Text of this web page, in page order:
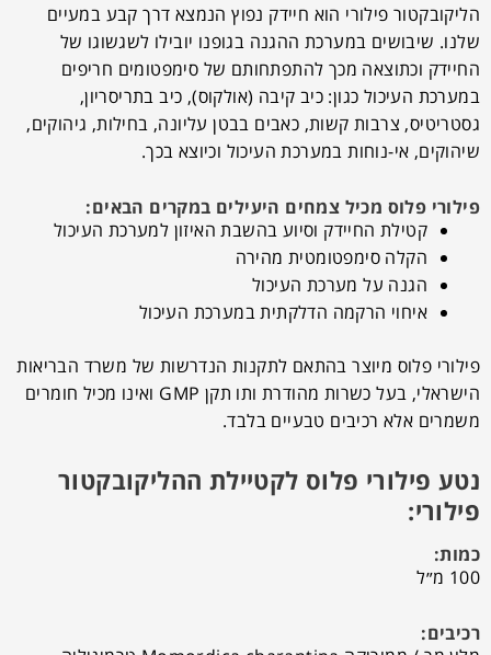
הליקובקטור פילורי הוא חיידק נפוץ הנמצא דרך קבע במעיים
שלנו. שיבושים במערכת ההגנה בגופנו יובילו לשגשוגו של
החיידק וכתוצאה מכך להתפתחותם של סימפטומים חריפים
במערכת העיכול כגון: כיב קיבה (אולקוס), כיב בתריסריון,
גסטריטיס, צרבות קשות, כאבים בבטן עליונה, בחילות, גיהוקים,
שיהוקים, אי-נוחות במערכת העיכול וכיוצא בכך.
פילורי פלוס מכיל צמחים היעילים במקרים הבאים:
קטילת החיידק וסיוע בהשבת האיזון למערכת העיכול
הקלה סימפטומטית מהירה
הגנה על מערכת העיכול
איחוי הרקמה הדלקתית במערכת העיכול
פילורי פלוס מיוצר בהתאם לתקנות הנדרשות של משרד הבריאות
הישראלי, בעל כשרות מהודרת ותו תקן GMP ואינו מכיל חומרים
משמרים אלא רכיבים טבעיים בלבד.
נטע פילורי פלוס לקטיילת ההליקובקטור
פילורי:
כמות:
100 מ״ל
רכיבים: